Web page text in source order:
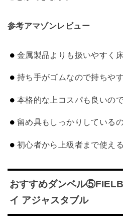
参考アマゾンレビュー
金属製品よりも扱いやすく
持ち手がゴムなので持ちや
本格的な上コスパも良いの
留め具もしっかりしている
初心者から上級者まで使える
おすすめダンベル
イ アジャスタブル